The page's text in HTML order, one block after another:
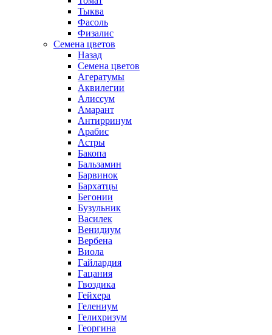
Тыква
Фасоль
Физалис
Семена цветов
Назад
Семена цветов
Агератумы
Аквилегии
Алиссум
Амарант
Антирринум
Арабис
Астры
Бакопа
Бальзамин
Барвинок
Бархатцы
Бегонии
Бузульник
Василек
Венидиум
Вербена
Виола
Гайлардия
Гацания
Гвоздика
Гейхера
Гелениум
Гелихризум
Георгина